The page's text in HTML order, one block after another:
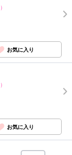
お気に入り
お気に入り